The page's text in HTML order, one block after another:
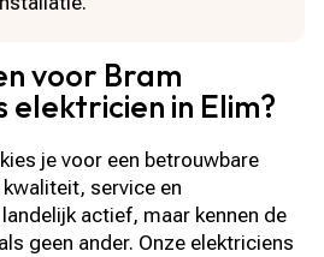
voor Bram
elektricien in Elim?
je voor een betrouwbare
service en
actief, maar kennen de
geen ander. Onze elektriciens